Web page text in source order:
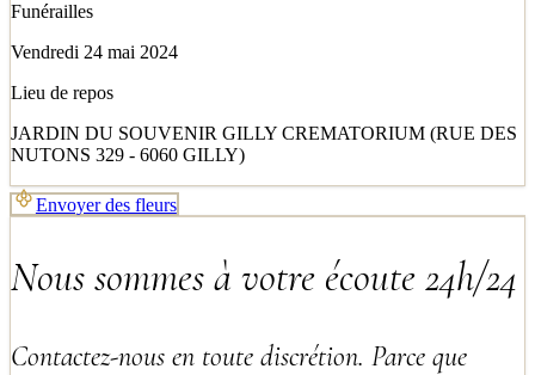
Funérailles
Vendredi 24 mai 2024
Lieu de repos
JARDIN DU SOUVENIR GILLY CREMATORIUM (RUE DES
NUTONS 329 - 6060 GILLY)
Envoyer des fleurs
Nous sommes à votre écoute 24h/24
Contactez-nous en toute discrétion. Parce que